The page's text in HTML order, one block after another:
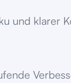
und klarer